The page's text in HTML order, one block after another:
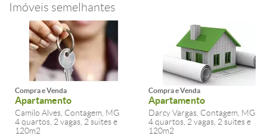
Imóveis semelhantes
Compra e Venda
Apartamento
Camilo Alves, Contagem, MG
4 quartos, 2 vagas, 2 suites e
120m2
Compra e Venda
Apartamento
Darcy Vargas, Contagem, MG
4 quartos, 2 vagas, 2 suites e
120m2